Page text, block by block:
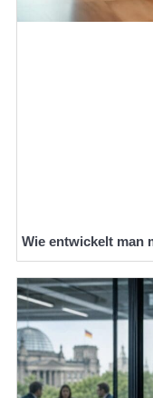
Wie entwickelt man